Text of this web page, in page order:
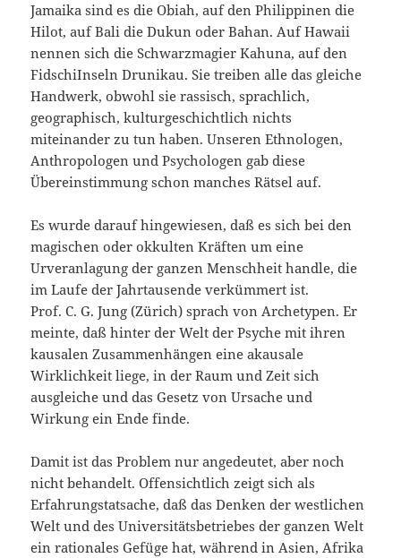
Jamaika sind es die Obiah, auf den Philippinen die
Hilot, auf Bali die Dukun oder Bahan. Auf Hawaii
nennen sich die Schwarzmagier Kahuna, auf den
FidschiInseln Drunikau. Sie treiben alle das gleiche
Handwerk, obwohl sie rassisch, sprachlich,
geographisch, kulturgeschichtlich nichts
miteinander zu tun haben. Unseren Ethnologen,
Anthropologen und Psychologen gab diese
Übereinstimmung schon manches Rätsel auf.
Es wurde darauf hingewiesen, daß es sich bei den
magischen oder okkulten Kräften um eine
Urveranlagung der ganzen Menschheit handle, die
im Laufe der Jahrtausende verkümmert ist.
Prof. C. G. Jung (Zürich) sprach von Archetypen. Er
meinte, daß hinter der Welt der Psyche mit ihren
kausalen Zusammenhängen eine akausale
Wirklichkeit liege, in der Raum und Zeit sich
ausgleiche und das Gesetz von Ursache und
Wirkung ein Ende finde.
Damit ist das Problem nur angedeutet, aber noch
nicht behandelt. Offensichtlich zeigt sich als
Erfahrungstatsache, daß das Denken der westlichen
Welt und des Universitätsbetriebes der ganzen Welt
ein rationales Gefüge hat, während in Asien, Afrika